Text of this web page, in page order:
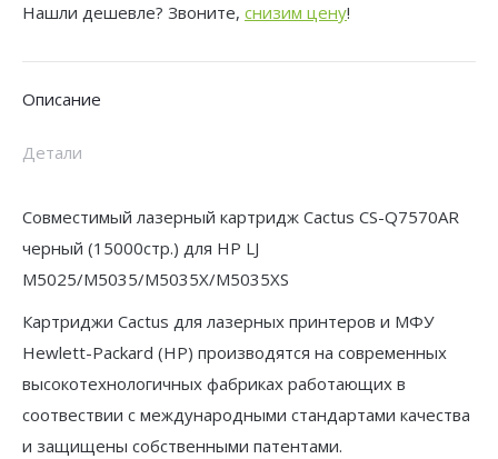
Q7570AR
HP
M5025/M5035/M5035X/M5035XS
Нашли дешевле? Звоните, снизим цену!
Описание
Детали
Совместимый лазерный картридж Cactus CS-Q7570AR
черный (15000стр.) для HP LJ
M5025/M5035/M5035X/M5035XS
Картриджи Cactus для лазерных принтеров и МФУ
Hewlett-Packard (HP) производятся на современных
высокотехнологичных фабриках работающих в
соотвествии с международными стандартами качества
и защищены собственными патентами.